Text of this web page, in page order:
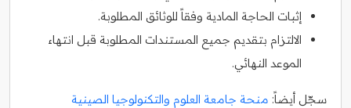
إثبات الحاجة المادية وفقاً للوثائق المطلوبة.
الالتزام بتقديم جميع المستندات المطلوبة قبل انتهاء
الموعد النهائي.
سجّل أيضاً: منحة جامعة العلوم والتكنولوجيا الصينية